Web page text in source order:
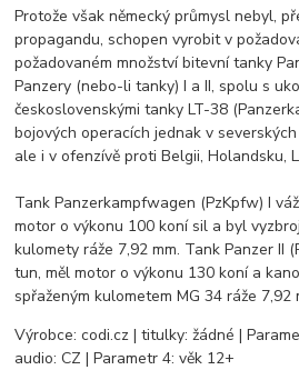
Protože však německý průmysl nebyl,
propagandu, schopen vyrobit v
požadovaném množství bitevní tanky
Panzery (nebo-li tanky) I a II, spolu s
československými tanky LT-38
bojových operacích jednak v
ale i v ofenzívě proti Belgii, Holandsku,
Tank Panzerkampfwagen (PzKpfw) I
motor o výkonu 100 koní sil a byl
kulomety ráže 7,92 mm. Tank Panzer II
tun, měl motor o výkonu 130 koní a
spřaženým kulometem MG 34 ráže 7,92
Výrobce: codi.cz | titulky: žádné |
audio: CZ | Parametr 4: věk 12+